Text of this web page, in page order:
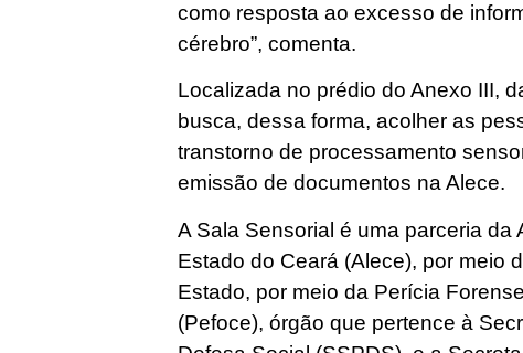
como resposta ao excesso de
cérebro”, comenta.
Localizada no prédio do Anexo III,
busca, dessa forma, acolher as
transtorno de processamento
emissão de documentos na Alece.
A Sala Sensorial é uma parceria da
Estado do Ceará (Alece), por meio
Estado, por meio da Perícia
(Pefoce), órgão que pertence à